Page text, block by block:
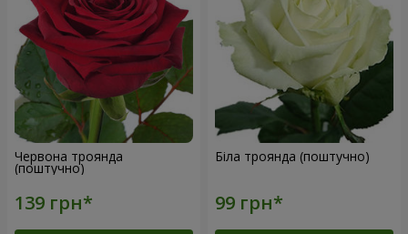
Червона троянда
(поштучно)
Біла троянда (поштучно)